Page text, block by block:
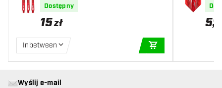
Dostępny
15zł
Inbetween
d
5,04
Wyślij e-mail